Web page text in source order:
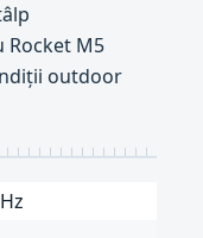
M5
outdoor